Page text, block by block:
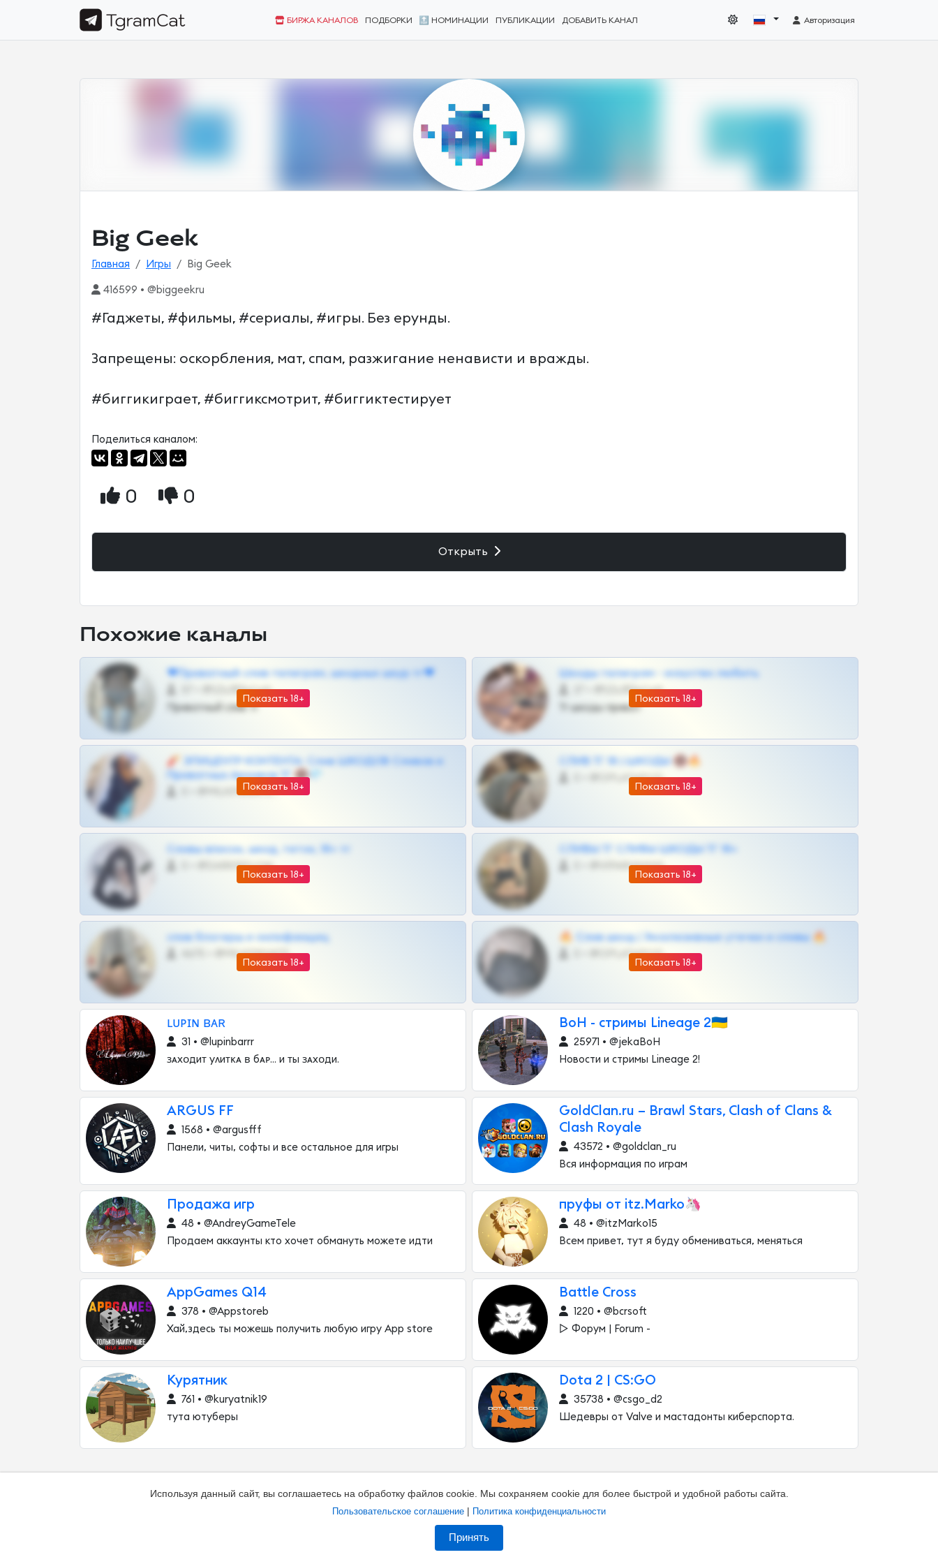
БИРЖА КАНАЛОВ ПОДБОРКИ 🔝 НОМИНАЦИИ ПУБЛИКАЦИИ ДОБАВИТЬ КАНАЛ Авторизация
Big Geek
Главная Игры Big Geek
416599 • @biggeekru
#Гаджеты, #фильмы, #сериалы, #игры. Без ерунды.
Запрещены: оскорбления, мат, спам, разжигание ненависти и вражды.
#биггикиграет, #биггиксмотрит, #биггиктестирует
Поделиться каналом:
0 0
Открыть
Похожие каналы
Показать 18+
❤Приватный слив телеграм, шкодных шкур тг❤
@SZu3ll3sCatt_bot
Приватный слив тг
Показать 18+
Шкоды телеграм - искуство любить
@SZu3ll3sCatt_bot
Тг шкоды приват
Показать 18+
🧨 ЭПИЦЕНТР КОНТЕНТА: Слив ШКОДОВ Сливов и
Приватных Архивов ТГ 🔞💎
@MILKPRIVATES39BOT
Показать 18+
СЛИВ ТГ 18 | ШКОДЫ 🔞🔥
@OPLATAPODPSK1BOT
Показать 18+
Сливы вписок, шкод, теток, 18+ тг
@DARK15FLOWSBOT
Показать 18+
СЛИВЫ ТГ СЛИВЫ ШКОДЫ ТГ 18+
@VIPARHIVS55BOT
Показать 18+
слив блогерш и онлифанщиц
@MILKPRIVATES39BOT
Показать 18+
🔥 Слив шкод | Эксклюзивные утечки и сливы 🔥
@OPLATAPODPSK1BOT
ʟᴜᴘɪɴ ʙᴀʀ
31 • @lupinbarrr
ɜᴀхᴏдиᴛ уᴧиᴛᴋᴀ ʙ бᴀᴩ... и ᴛы ɜᴀхᴏди.
ВоН - стримы Lineage 2🇺🇦
25971 • @jekaBoH
Новости и стримы Lineage 2!
ARGUS FF
1568 • @argusfff
Панели, читы, софты и все остальное для игры
GoldClan.ru – Brawl Stars, Clash of Clans &
Clash Royale
43572 • @goldclan_ru
Вся информация по играм
Продажа игр
48 • @AndreyGameTele
Продаем аккаунты кто хочет обмануть можете идти
пруфы от itz.Marko🦄
48 • @itzMarko15
Всем привет, тут я буду обмениваться, меняться
AppGames Q14
378 • @Appstoreb
Хай,здесь ты можешь получить любую игру App store
Battle Cross
1220 • @bcrsoft
▻ Форум | Forum -
Курятник
761 • @kuryatnik19
тута ютуберы
Dota 2 | CS:GO
35738 • @csgo_d2
Шедевры от Valve и мастадонты киберспорта.
Владельцам каналов
Используя данный сайт, вы соглашаетесь на обработку файлов cookie. Мы сохраняем cookie для более быстрой и удобной работы сайта.
Пользовательское соглашение | Политика конфиденциальности
Принять